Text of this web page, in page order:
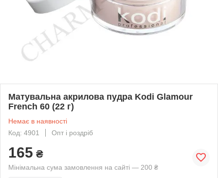
Матувальна акрилова пудра Kodi Glamour
French 60 (22 г)
Немає в наявності
Код: 4901
Опт і роздріб
165 ₴
Мінімальна сума замовлення на сайті — 200 ₴